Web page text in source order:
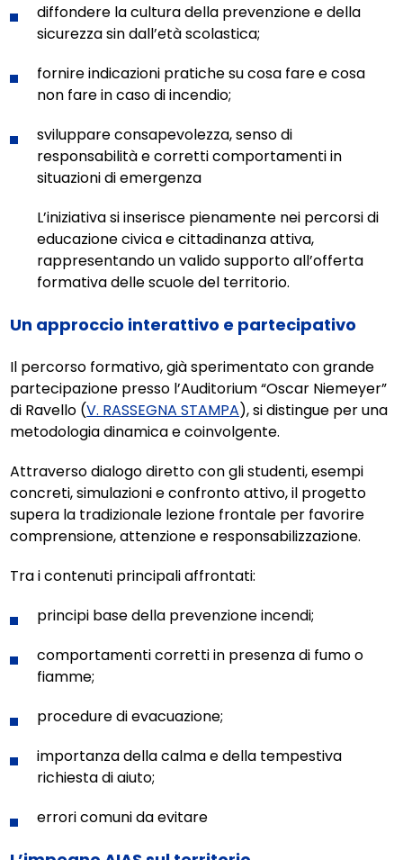
diffondere la cultura della prevenzione e della
sicurezza sin dall’età scolastica;
fornire indicazioni pratiche su cosa fare e cosa
non fare in caso di incendio;
sviluppare consapevolezza, senso di
responsabilità e corretti comportamenti in
situazioni di emergenza
L’iniziativa si inserisce pienamente nei percorsi di
educazione civica e cittadinanza attiva,
rappresentando un valido supporto all’offerta
formativa delle scuole del territorio.
Un approccio interattivo e partecipativo
Il percorso formativo, già sperimentato con grande
partecipazione presso l’Auditorium “Oscar Niemeyer”
di Ravello (V. RASSEGNA STAMPA), si distingue per una
metodologia dinamica e coinvolgente.
Attraverso dialogo diretto con gli studenti, esempi
concreti, simulazioni e confronto attivo, il progetto
supera la tradizionale lezione frontale per favorire
comprensione, attenzione e responsabilizzazione.
Tra i contenuti principali affrontati:
principi base della prevenzione incendi;
comportamenti corretti in presenza di fumo o
fiamme;
procedure di evacuazione;
importanza della calma e della tempestiva
richiesta di aiuto;
errori comuni da evitare